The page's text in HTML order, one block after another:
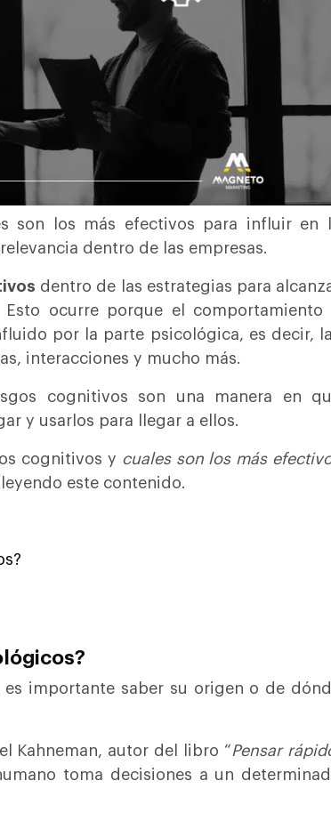
son los más efectivos para influir en
dentro de las empresas.
dentro de las estrategias para
Esto ocurre porque el comportamiento
por la parte psicológica, es decir,
interacciones y mucho más.
cognitivos son una manera en
y usarlos para llegar a ellos.
cognitivos y cuales son los más
este contenido.
importante saber su origen o de
Kahneman, autor del libro “Pensar
toma decisiones a un